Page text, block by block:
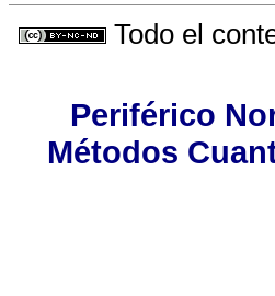
Todo el
Periférico
Métodos